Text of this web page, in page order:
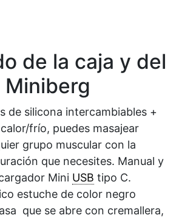
de la caja y del
de silicona intercambiables +
frío, puedes masajear
grupo muscular con la
que necesites. Manual y
Mini USB tipo C.
estuche de color negro
que se abre con cremallera,